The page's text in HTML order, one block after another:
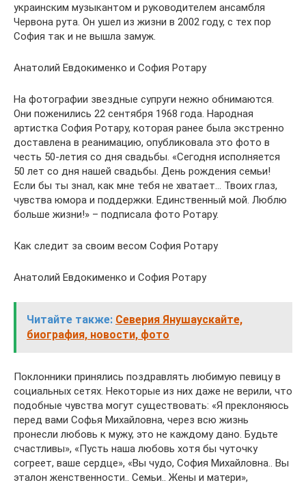
украинским музыкантом и руководителем ансамбля
Червона рута. Он ушел из жизни в 2002 году, с тех пор
София так и не вышла замуж.
Анатолий Евдокименко и София Ротару
На фотографии звездные супруги нежно обнимаются.
Они поженились 22 сентября 1968 года. Народная
артистка София Ротару, которая ранее была экстренно
доставлена в реанимацию, опубликовала это фото в
честь 50-летия со дня свадьбы. «Сегодня исполняется
50 лет со дня нашей свадьбы. День рождения семьи!
Если бы ты знал, как мне тебя не хватает… Твоих глаз,
чувства юмора и поддержки. Единственный мой. Люблю
больше жизни!» – подписала фото Ротару.
Как следит за своим весом София Ротару
Анатолий Евдокименко и София Ротару
Читайте также: Северия Янушаускайте,
биография, новости, фото
Поклонники принялись поздравлять любимую певицу в
социальных сетях. Некоторые из них даже не верили, что
подобные чувства могут существовать: «Я преклоняюсь
перед вами Софья Михайловна, через всю жизнь
пронесли любовь к мужу, это не каждому дано. Будьте
счастливы», «Пусть наша любовь хотя бы чуточку
согреет, ваше сердце», «Вы чудо, София Михайловна.. Вы
эталон женственности.. Семьи.. Жены и матери»,